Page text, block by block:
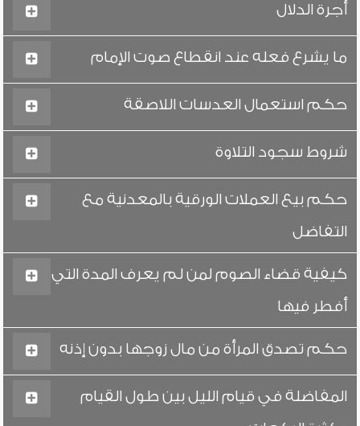
أجرة الدلال
ما يشرع فعله عند انقطاع صوت الإمام
حكم استعمال العدسات اللاصقة
شروط سجود التلاوة
حكم بيع العملات الورقية بالمعدنية مع
التفاضل
كيفية قضاء الصوم لمن لم يعرف المدة التي
أفطر فيها
حكم تصدق المرأة من مال زوجها بدون إذنه
المفاضلة في قيام الليل بين طول القيام